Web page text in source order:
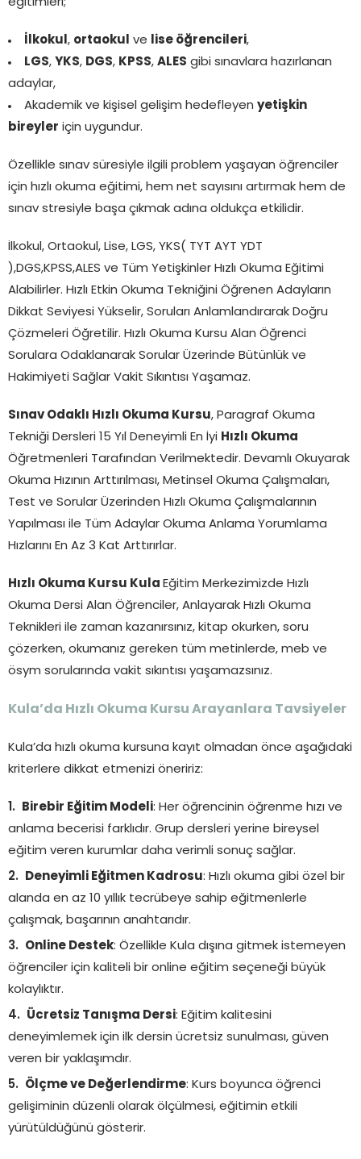
eğitimleri;
İlkokul , ortaokul ve lise öğrencileri ,
LGS, YKS, DGS, KPSS, ALES gibi sınavlara hazırlanan
adaylar,
Akademik ve kişisel gelişim hedefleyen yetişkin
bireyler için uygundur.
Özellikle sınav süresiyle ilgili problem yaşayan öğrenciler
için hızlı okuma eğitimi, hem net sayısını artırmak hem de
sınav stresiyle başa çıkmak adına oldukça etkilidir.
İlkokul, Ortaokul, Lise, LGS, YKS( TYT AYT YDT
),DGS,KPSS,ALES ve Tüm Yetişkinler Hızlı Okuma Eğitimi
Alabilirler. Hızlı Etkin Okuma Tekniğini Öğrenen Adayların
Dikkat Seviyesi Yükselir, Soruları Anlamlandırarak Doğru
Çözmeleri Öğretilir. Hızlı Okuma Kursu Alan Öğrenci
Sorulara Odaklanarak Sorular Üzerinde Bütünlük ve
Hakimiyeti Sağlar Vakit Sıkıntısı Yaşamaz.
Sınav Odaklı Hızlı Okuma Kursu , Paragraf Okuma
Tekniği Dersleri 15 Yıl Deneyimli En İyi Hızlı Okuma
Öğretmenleri Tarafından Verilmektedir. Devamlı Okuyarak
Okuma Hızının Arttırılması, Metinsel Okuma Çalışmaları,
Test ve Sorular Üzerinden Hızlı Okuma Çalışmalarının
Yapılması ile Tüm Adaylar Okuma Anlama Yorumlama
Hızlarını En Az 3 Kat Arttırırlar.
Hızlı Okuma Kursu Kula Eğitim Merkezimizde Hızlı
Okuma Dersi Alan Öğrenciler, Anlayarak Hızlı Okuma
Teknikleri ile zaman kazanırsınız, kitap okurken, soru
çözerken, okumanız gereken tüm metinlerde, meb ve
ösym sorularında vakit sıkıntısı yaşamazsınız.
Kula’da Hızlı Okuma Kursu Arayanlara Tavsiyeler
Kula’da hızlı okuma kursuna kayıt olmadan önce aşağıdaki
kriterlere dikkat etmenizi öneririz:
Birebir Eğitim Modeli : Her öğrencinin öğrenme hızı ve
anlama becerisi farklıdır. Grup dersleri yerine bireysel
eğitim veren kurumlar daha verimli sonuç sağlar.
Deneyimli Eğitmen Kadrosu : Hızlı okuma gibi özel bir
alanda en az 10 yıllık tecrübeye sahip eğitmenlerle
çalışmak, başarının anahtarıdır.
Online Destek: Özellikle Kula dışına gitmek istemeyen
öğrenciler için kaliteli bir online eğitim seçeneği büyük
kolaylıktır.
Ücretsiz Tanışma Dersi : Eğitim kalitesini
deneyimlemek için ilk dersin ücretsiz sunulması, güven
veren bir yaklaşımdır.
Ölçme ve Değerlendirme: Kurs boyunca öğrenci
gelişiminin düzenli olarak ölçülmesi, eğitimin etkili
yürütüldüğünü gösterir.